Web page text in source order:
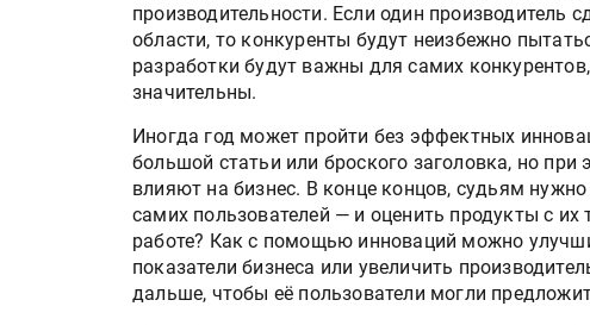
производительности. Если один производитель
области, то конкуренты будут неизбежно
разработки будут важны для самих
значительны.
Иногда год может пройти без эффектных
большой статьи или броского заголовка, но
влияют на бизнес. В конце концов, судьям
самих пользователей — и оценить продукты с
работе? Как с помощью инноваций можно
показатели бизнеса или увеличить
дальше, чтобы её пользователи могли